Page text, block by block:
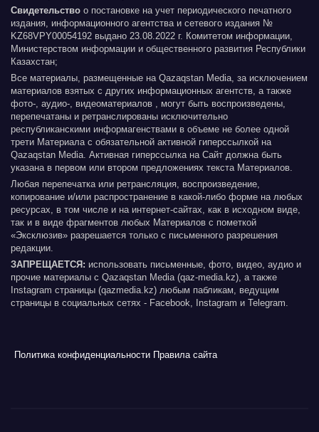
Свидетельство о постановке на учет периодического печатного
издания, информационного агентства и сетевого издания №
KZ68VPY00054192 выдано 23.08.2022 г. Комитетом информации,
Министерством информации и общественного развития Республики
Казахстан;
Все материалы, размещенные на Qazaqstan Media, за исключением
материалов взятых с других информационных агентств, а также
фото-, аудио-, видеоматериалов , могут быть воспроизведены,
перепечатаны и ретранслированы исключительно
республиканскими информагенствами в объеме не более одной
трети Материала с обязательной активной гиперссылкой на
Qazaqstan Media. Активная гиперссылка на Сайт должна быть
указана в первом или втором предложениях текста Материалов.
Любая перепечатка или ретрансляция, воспроизведение,
копирование и/или распространение в какой-либо форме на любых
ресурсах, в том числе и на интернет-сайтах, как в исходном виде,
так и в виде фрагментов любых Материалов с пометкой
«Эксклюзив» разрешается только с письменного разрешения
редакции.
ЗАПРЕЩАЕТСЯ: использовать письменные, фото, видео, аудио и
прочие материалы с Qazaqstan Media (qaz-media.kz), а также
Instagram страницы (qazmedia.kz) любым пабликам, ведущим
страницы в социальных сетях - Facebook, Instagram и Telegram.
Политика конфиденциальности Правила сайта